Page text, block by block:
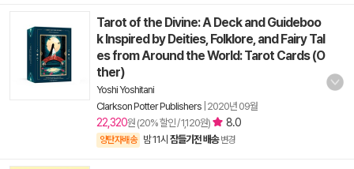
Tarot of the Divine: A Deck and Guideboo
k Inspired by Deities, Folklore, and Fairy Tal
es from Around the World: Tarot Cards (O
ther)
Yoshi Yoshitani
Clarkson Potter Publishers 2020년 09월
22,320원 (20% 할인 / 1,120원) 8.0
양탄자배송 밤 11시 잠들기전 배송 변경